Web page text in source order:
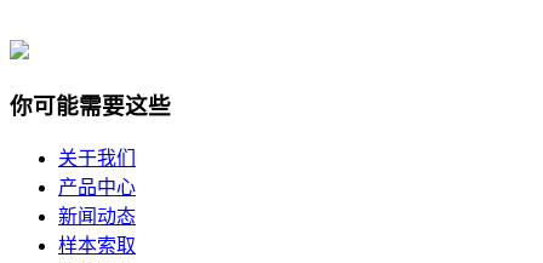
你可能需要这些
关于我们
产品中心
新闻动态
样本索取